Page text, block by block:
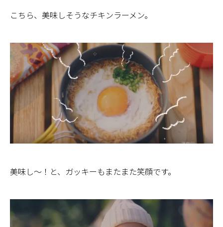
こちら、美味しそうなチキンラーメン。
美味し～！と、ガッキーもまたまた笑顔です。